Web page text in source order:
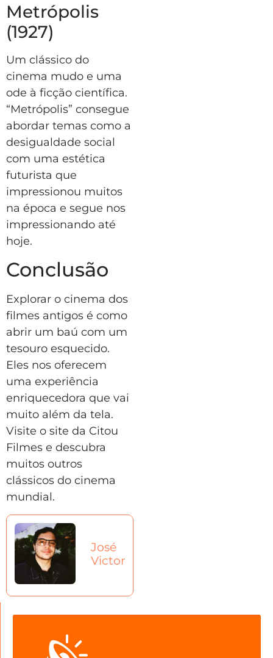
Metrópolis
(1927)
Um clássico do
cinema mudo e uma
ode à ficção científica.
“Metrópolis” consegue
abordar temas como a
desigualdade social
com uma estética
futurista que
impressionou muitos
na época e segue nos
impressionando até
hoje.
Conclusão
Explorar o cinema dos
filmes antigos é como
abrir um baú com um
tesouro esquecido.
Eles nos oferecem
uma experiência
enriquecedora que vai
muito além da tela.
Visite o site da Citou
Filmes e descubra
muitos outros
clássicos do cinema
mundial.
José
Victor